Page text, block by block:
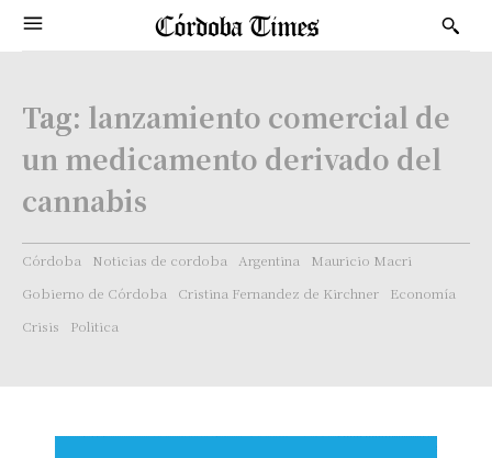
Tag: lanzamiento comercial de
un medicamento derivado del
cannabis
Córdoba Noticias de cordoba Argentina
Mauricio Macri
Gobierno de Córdoba
Cristina Fernandez de Kirchner
Economía
Crisis
Politica